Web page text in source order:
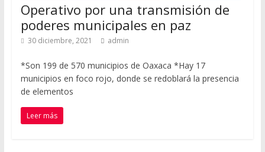
Operativo por una transmisión de
poderes municipales en paz
30 diciembre, 2021 admin
*Son 199 de 570 municipios de Oaxaca *Hay 17
municipios en foco rojo, donde se redoblará la presencia
de elementos
Leer más